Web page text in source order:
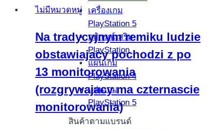
เครื่องเกม
PlayStation 5
อุปกรณ์เสริม
PlayStation
แผ่นเกม
PlayStation 4
แผ่นเกม
PlayStation 5
สินค้าตามแบรนด์
จริง
ในปี
2025
real
deal
Profit
India
March
2026
ไม่มีหมวดหมู่
Na tradycyjnym remiku ludzie
obstawiajacy pochodzi z po
13 monitorowania
(rozgrywajacy ma czternascie
monitorowania)